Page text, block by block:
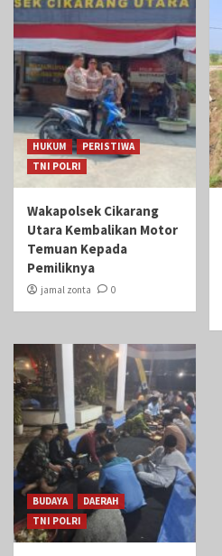
HUKUM
PERISTIWA
TNI POLRI
Wakapolsek Cikarang
Utara Kembalikan Motor
Temuan Kepada
Pemiliknya
jamal zonta 0
BUDAYA
DAERAH
TNI POLRI